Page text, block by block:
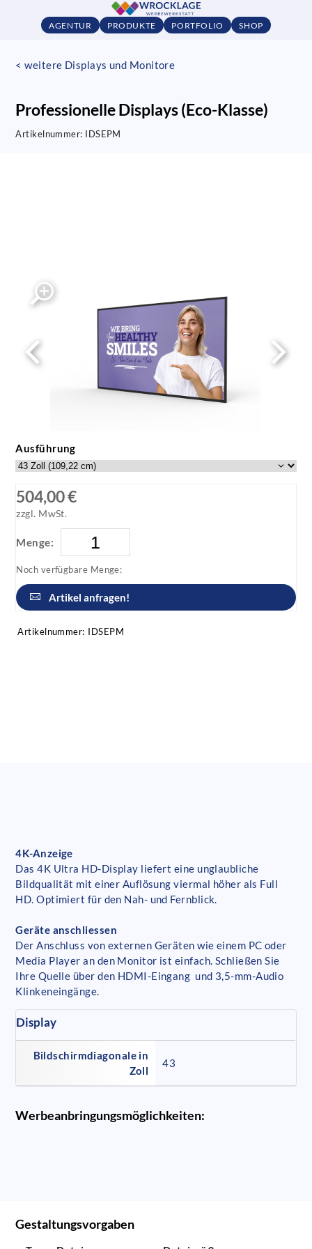
AGENTUR PRODUKTE PORTFOLIO SHOP
< weitere Displays und Monitore
Professionelle Displays (Eco-Klasse)
Artikelnummer: IDSEPM
Ausführung
504,00 €
zzgl. MwSt.
Menge:
Noch verfügbare Menge:
Artikel anfragen!
Artikelnummer: IDSEPM
4K-Anzeige
Das 4K Ultra HD-Display liefert eine unglaubliche
Bildqualität mit einer Auflösung viermal höher als Full
HD. Optimiert für den Nah- und Fernblick.
Geräte anschliessen
Der Anschluss von externen Geräten wie einem PC oder
Media Player an den Monitor ist einfach. Schließen Sie
Ihre Quelle über den HDMI-Eingang und 3,5-mm-Audio
Klinkeneingänge.
Display
Bildschirmdiagonale in
Zoll
43
Werbeanbringungsmöglichkeiten:
Gestaltungsvorgaben